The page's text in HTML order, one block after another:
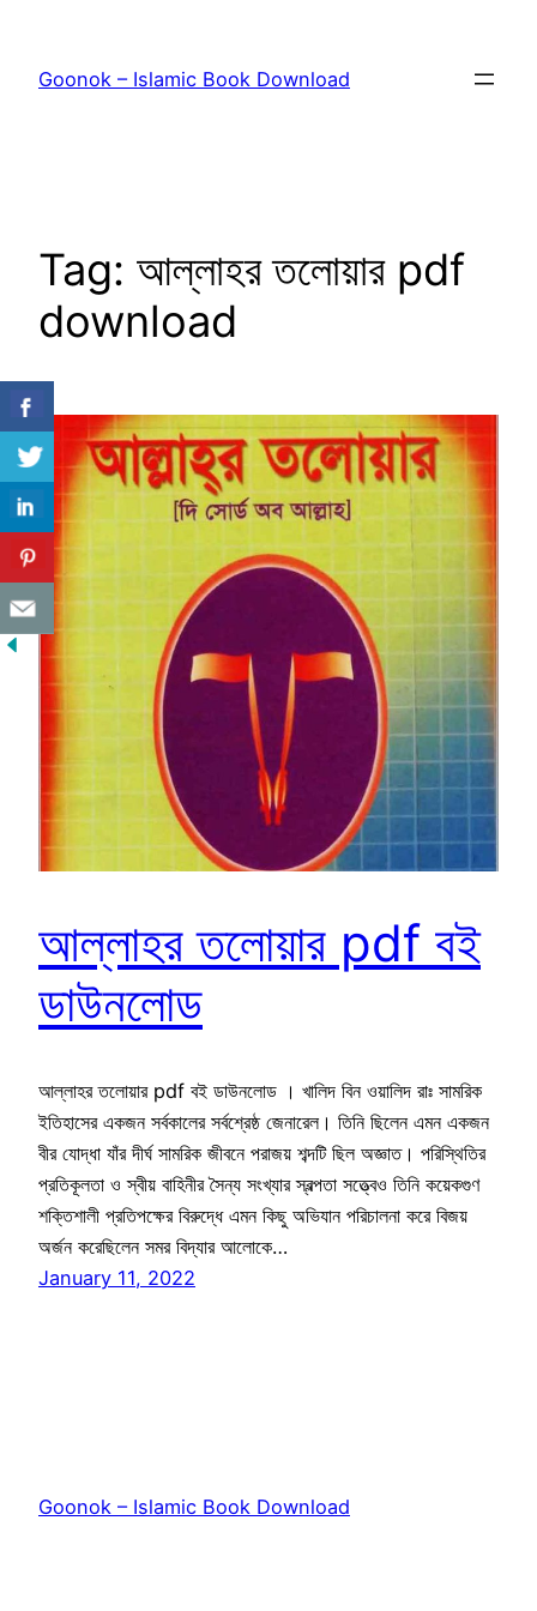
content
Goonok – Islamic Book Download
Tag: আল্লাহর তলোয়ার pdf
download
আল্লাহর তলোয়ার pdf বই
ডাউনলোড
আল্লাহর তলোয়ার pdf বই ডাউনলোড । খালিদ বিন ওয়ালিদ রাঃ সামরিক
ইতিহাসের একজন সর্বকালের সর্বশ্রেষ্ঠ জেনারেল। তিনি ছিলেন এমন একজন
বীর যোদ্ধা যাঁর দীর্ঘ সামরিক জীবনে পরাজয় শব্দটি ছিল অজ্ঞাত। পরিস্থিতির
প্রতিকূলতা ও স্বীয় বাহিনীর সৈন্য সংখ্যার স্বল্পতা সত্ত্বেও তিনি কয়েকগুণ
শক্তিশালী প্রতিপক্ষের বিরুদ্ধে এমন কিছু অভিযান পরিচালনা করে বিজয়
অর্জন করেছিলেন সমর বিদ্যার আলোকে…
January 11, 2022
Goonok – Islamic Book Download